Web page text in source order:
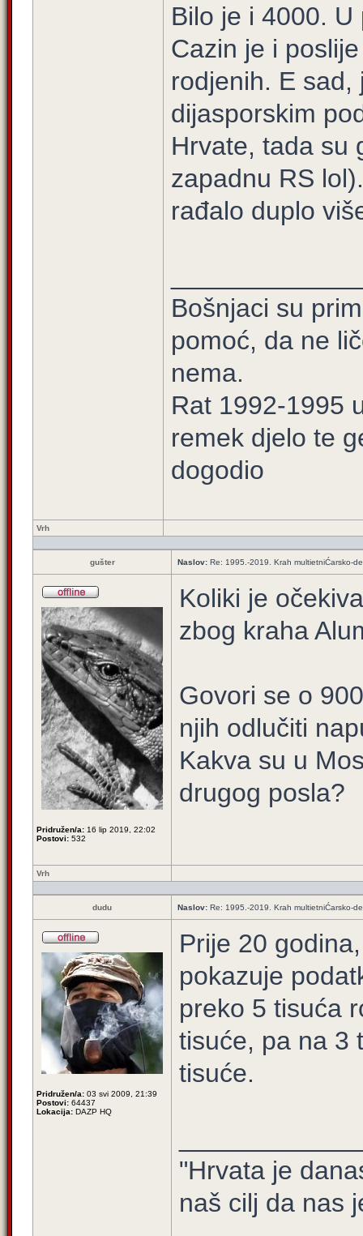
Bilo je i 4000.
Cazin je i
rodjenih. E sad,
dijasporskim
Hrvate, tada su
zapadnu RS
rađalo duplo
Bošnjaci su
pomoć, da ne
nema.
Rat 1992-1995
remek djelo te
dogodio
Vrh
gušter Naslov: Re: 1995.-2019. Krah multietniĆarsko-
Pridružen/a: 16 lip 2019, 22:02
Postovi: 532
Koliki je
zbog kraha
Govori se o
njih odlučiti
Kakva su u
drugog posla?
Vrh
dudu Naslov: Re: 1995.-2019. Krah multietniĆarsko-
Pridružen/a: 03 svi 2009, 21:39
Postovi: 64437
Lokacija: DAZP HQ
Prije 20
pokazuje
preko 5 tisuća
tisuće, pa na 3
tisuće.
"Hrvata je
naš cilj da nas